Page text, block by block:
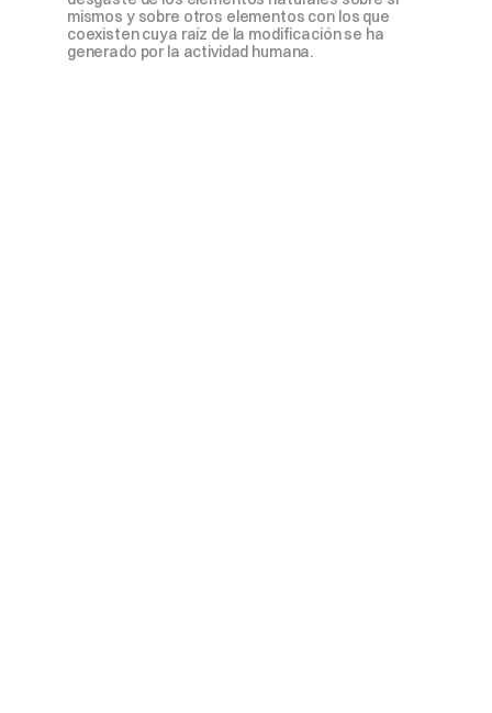
mismos y sobre otros elementos con los que
coexisten cuya raíz de la modificación se ha
generado por la actividad humana.